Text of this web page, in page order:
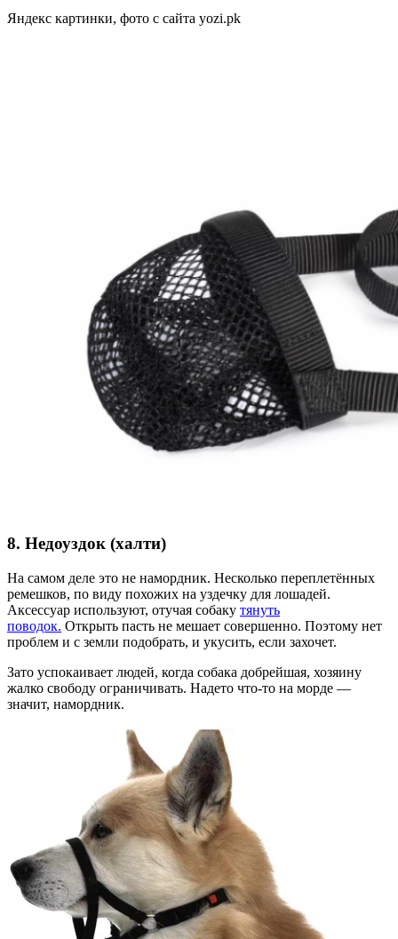
Яндекс картинки, фото с сайта yozi.pk
8. Недоуздок (халти)
На самом деле это не намордник. Несколько переплетённых
ремешков, по виду похожих на уздечку для лошадей.
Аксессуар используют, отучая собаку тянуть
поводок. Открыть пасть не мешает совершенно. Поэтому нет
проблем и с земли подобрать, и укусить, если захочет.
Зато успокаивает людей, когда собака добрейшая, хозяину
жалко свободу ограничивать. Надето что-то на морде —
значит, намордник.